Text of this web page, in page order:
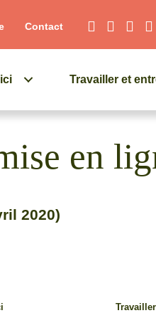
Contact
Travailler et
en
2020)